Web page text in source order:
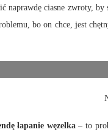
naprawdę ciasne zwroty,
bo on chce, jest
Na
łapanie węzełka– to